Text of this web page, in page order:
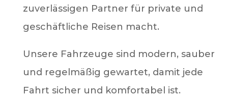
zuverlässigen Partner für private und
geschäftliche Reisen macht.
Unsere Fahrzeuge sind modern, sauber
und regelmäßig gewartet, damit jede
Fahrt sicher und komfortabel ist.